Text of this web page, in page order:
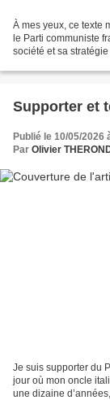
À mes yeux, ce texte
le Parti communiste
société et sa
Supporter et
Publié le 10/05/2026
Par Olivier
Je suis supporter du
jour où mon oncle
une dizaine